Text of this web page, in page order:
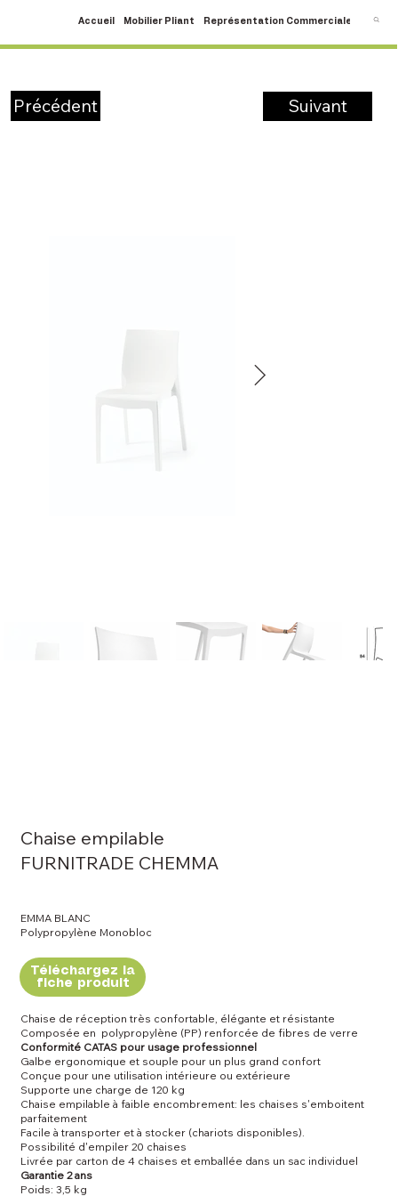
Accueil Mobilier Pliant Représentation Commerciale SAV
Chaise empilable
FURNITRADE CHEMMA
EMMA BLANC
Polypropylène Monobloc
Téléchargez la
fiche produit
Chaise de réception très confortable, élégante et résistante
Composée en polypropylène (PP) renforcée de fibres de verre
Conformité CATAS pour usage professionnel
Galbe ergonomique et souple pour un plus grand confort
Conçue pour une utilisation intérieure ou extérieure
Supporte une charge de 120 kg
Chaise empilable à faible encombrement: les chaises s'emboitent
parfaitement
Facile à transporter et à stocker (chariots disponibles).
Possibilité d'empiler 20 chaises
Livrée par carton de 4 chaises et emballée dans un sac individuel
Garantie 2 ans
Poids: 3,5 kg
Précédent Suivant